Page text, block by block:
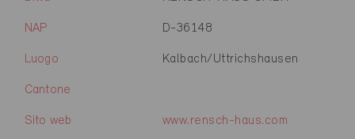
NAP D-36148
Luogo Kalbach/Uttrichshausen
Cantone
Sito web www.rensch-haus.com